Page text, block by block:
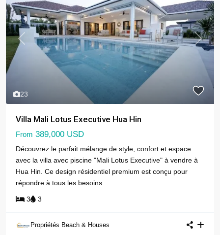
23
Previous Next
Villa Mali Lotus Executive Hua Hin
From 389,000 USD
Découvrez le parfait mélange de style, confort et espace
avec la villa avec piscine "Mali Lotus Executive" à vendre à
Hua Hin. Ce design résidentiel premium est conçu pour
répondre à tous les besoins
3 3
Propriétés Beach & Houses